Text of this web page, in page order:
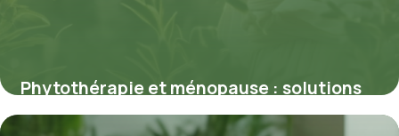
Phytothérapie et ménopause : solutions
naturelles validées par des études